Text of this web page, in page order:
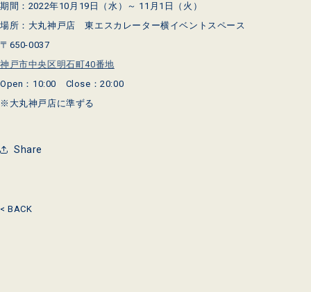
期間：2022年10月19日（水）～ 11月1日（火）
場所：大丸神戸店 東エスカレーター横イベントスペース
〒650-0037
神戸市中央区明石町40番地
Open：10:00 Close：20:00
※大丸神戸店に準ずる
Share
< BACK